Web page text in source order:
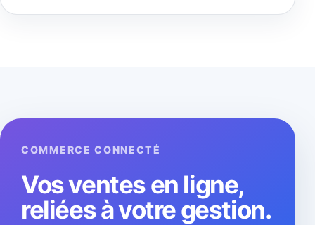
COMMERCE CONNECTÉ
Vos ventes en ligne,
reliées à votre gestion.